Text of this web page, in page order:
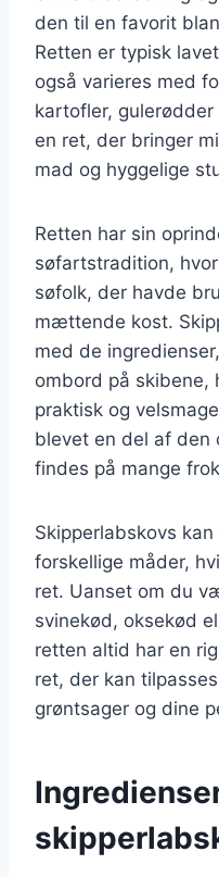
den til en favorit
Retten er typisk
også varieres med
kartofler,
en ret, der bringer
mad og hyggelige
Retten har sin
søfartstradition,
søfolk, der havde
mættende kost.
med de
ombord på skibene,
praktisk og
blevet en del af den
findes på mange
Skipperlabskovs
forskellige måder,
ret. Uanset om du
svinekød, oksekød
retten altid har en
ret, der kan
grøntsager og dine